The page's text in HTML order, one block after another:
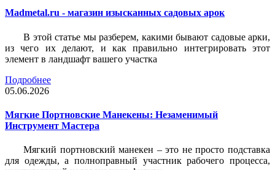
Madmetal.ru - магазин изысканных садовых арок
В этой статье мы разберем, какими бывают садовые арки,
из чего их делают, и как правильно интегрировать этот
элемент в ландшафт вашего участка
Подробнее
05.06.2026
Мягкие Портновские Манекены: Незаменимый
Инструмент Мастера
Мягкий портновский манекен – это не просто подставка
для одежды, а полноправный участник рабочего процесса,